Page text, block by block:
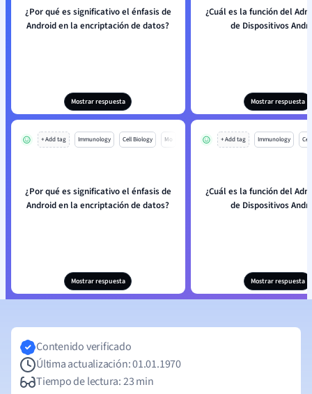
¿Por qué es significativo el énfasis de
Android en la encriptación de datos?
Mostrar respuesta
¿Cuál es la función del
de Dispositivos
Mostrar respuesta
+ Add tag Immunology Cell Biology Mo
¿Por qué es significativo el énfasis de
Android en la encriptación de datos?
Mostrar respuesta
+ Add tag Immunology
¿Cuál es la función del
de Dispositivos
Mostrar respuesta
Contenido verificado
Última actualización: 01.01.1970
Tiempo de lectura: 23 min